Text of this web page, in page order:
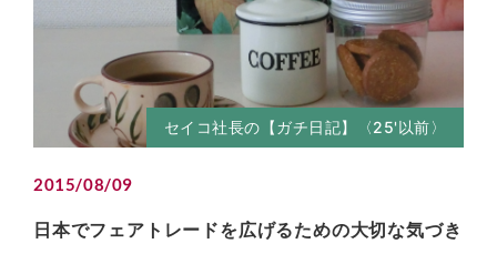
セイコ社長の【ガチ日記】〈25'以前〉
2015/08/09
日本でフェアトレードを広げるための大切な気づき